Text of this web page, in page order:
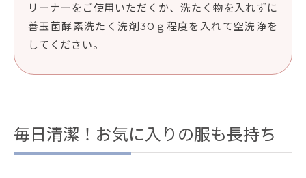
リーナーをご使用いただくか、洗たく物を入れずに
善玉菌酵素洗たく洗剤30ｇ程度を入れて空洗浄を
してください。
毎日清潔！お気に入りの服も長持ち